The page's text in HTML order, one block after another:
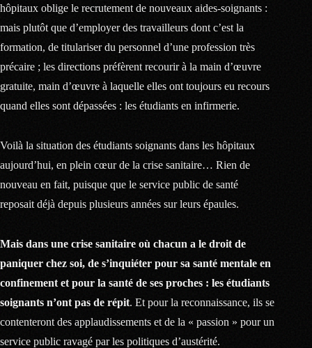
hôpitaux oblige le recrutement de nouveaux aides-soignants :
mais plutôt que d’employer des travailleurs dont c’est la
formation, de titulariser du personnel d’une profession très
précaire ; les directions préfèrent recourir à la main d’œuvre
gratuite, main d’œuvre à laquelle elles ont toujours eu recours
quand elles sont dépassées : les étudiants en infirmerie.
Voilà la situation des étudiants soignants dans les hôpitaux
aujourd’hui, en plein cœur de la crise sanitaire… Rien de
nouveau en fait, puisque que le service public de santé
reposait déjà depuis plusieurs années sur leurs épaules.
Mais dans une crise sanitaire où chacun a le droit de
paniquer chez soi, de s’inquiéter pour sa santé mentale en
confinement et pour la santé de ses proches : les étudiants
soignants n’ont pas de répit. Et pour la reconnaissance, ils se
contenteront des applaudissements et de la « passion » pour un
service public ravagé par les politiques d’austérité.